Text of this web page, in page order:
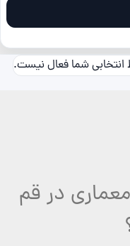
شما فعال نیست.
در قم